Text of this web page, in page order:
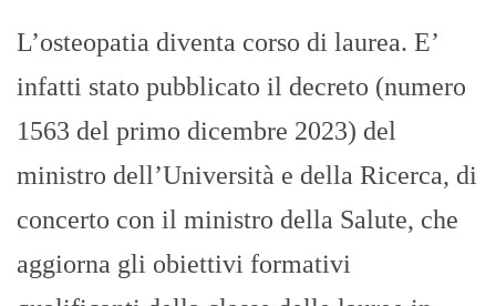
L’osteopatia diventa corso di laurea. E’
infatti stato pubblicato il decreto (numero
1563 del primo dicembre 2023) del
ministro dell’Università e della Ricerca, di
concerto con il ministro della Salute, che
aggiorna gli obiettivi formativi